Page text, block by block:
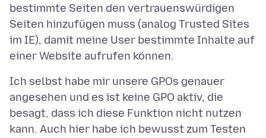
bestimmte Seiten den vertrauenswürdigen
Seiten hinzufügen muss (analog Trusted Sites
im IE), damit meine User bestimmte Inhalte auf
Ich selbst habe mir unsere GPOs genauer
angesehen und es ist keine GPO aktiv, die
besagt, dass ich diese Funktion nicht nutzen
kann. Auch hier habe ich bewusst zum Testen